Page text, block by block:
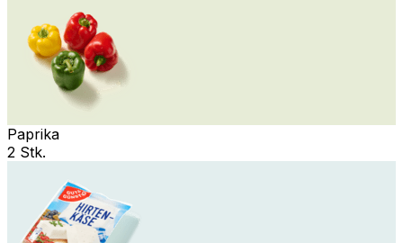
Paprika
2 Stk.